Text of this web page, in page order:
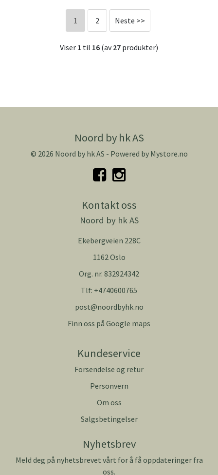
1 2 Neste >>
Viser 1 til 16 (av27 produkter)
Noord by hk AS
© 2026 Noord by hk AS - Powered by Mystore.no
Kontakt oss
Noord by hk AS
Ekebergveien 228C
1162 Oslo
Org. nr. 832924342
Tlf: +4740600765
post@noordbyhk.no
Finn oss på Google maps
Kundeservice
Forsendelse og retur
Personvern
Om oss
Salgsbetingelser
Nyhetsbrev
Meld deg på nyhetsbrevet vårt for å få oppdateringer fra
oss.